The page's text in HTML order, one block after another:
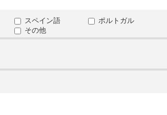
スペイン語
ポルトガル
その他